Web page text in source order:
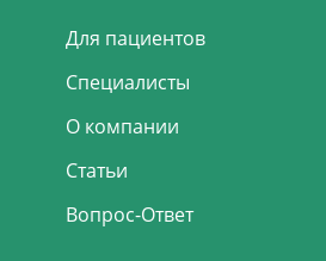
Для пациентов
Специалисты
О компании
Статьи
Вопрос-Ответ